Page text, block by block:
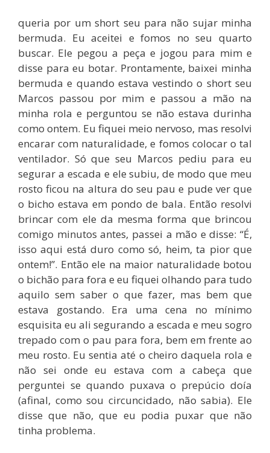
queria por um short seu para não sujar minha
bermuda. Eu aceitei e fomos no seu quarto
buscar. Ele pegou a peça e jogou para mim e
disse para eu botar. Prontamente, baixei minha
bermuda e quando estava vestindo o short seu
Marcos passou por mim e passou a mão na
minha rola e perguntou se não estava durinha
como ontem. Eu fiquei meio nervoso, mas resolvi
encarar com naturalidade, e fomos colocar o tal
ventilador. Só que seu Marcos pediu para eu
segurar a escada e ele subiu, de modo que meu
rosto ficou na altura do seu pau e pude ver que
o bicho estava em pondo de bala. Então resolvi
brincar com ele da mesma forma que brincou
comigo minutos antes, passei a mão e disse: “É,
isso aqui está duro como só, heim, ta pior que
ontem!”. Então ele na maior naturalidade botou
o bichão para fora e eu fiquei olhando para tudo
aquilo sem saber o que fazer, mas bem que
estava gostando. Era uma cena no mínimo
esquisita eu ali segurando a escada e meu sogro
trepado com o pau para fora, bem em frente ao
meu rosto. Eu sentia até o cheiro daquela rola e
não sei onde eu estava com a cabeça que
perguntei se quando puxava o prepúcio doía
(afinal, como sou circuncidado, não sabia). Ele
disse que não, que eu podia puxar que não
tinha problema.